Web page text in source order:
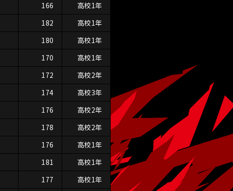
166
高校1年
182
高校1年
180
高校1年
170
高校1年
172
高校2年
174
高校3年
176
高校2年
178
高校2年
176
高校1年
181
高校1年
177 高校1年